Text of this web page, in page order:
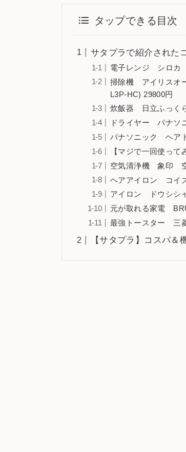
タップできる目次
サタプラで紹介された
電子レンジ シロカ
掃除機 アイリスオ
L3P-HC) 29800円
炊飯器 日立ふっく
ドライヤー パナソ
パナソニック ヘア
【マジで一回使っ
空気清浄機 象印
ヘアアイロン コイ
アイロン ドウシシ
元が取れる家電
最強トースター 三
【サタプラ】コスパ＆